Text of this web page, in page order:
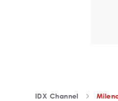
IDX Channel